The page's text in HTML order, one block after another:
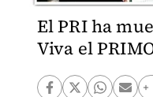
El PRI ha
Viva el